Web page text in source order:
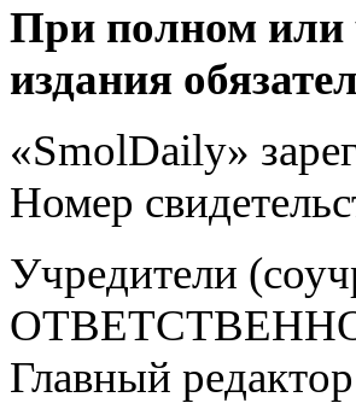
При полном или
издания
«SmolDaily»
Номер
Учредители
Главный